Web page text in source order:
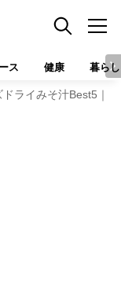
ス 健康 暮らし
ライみそ汁Best5｜